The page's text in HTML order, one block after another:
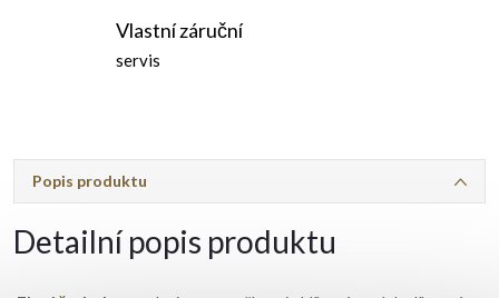
Vlastní záruční
servis
Popis produktu
Detailní popis produktu